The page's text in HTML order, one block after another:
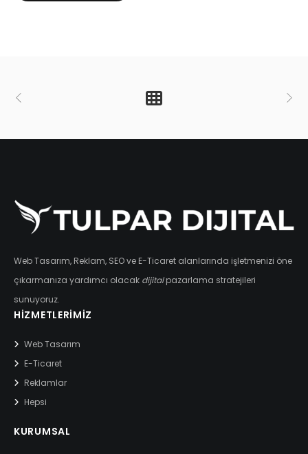
Web Tasarım, Reklam, SEO ve E-Ticaret alanlarında işletmenizi öne
çıkarmanıza yardımcı olacak dijitalpazarlama stratejileri
sunuyoruz.
HIZMETLERIMIZ
Web Tasarım
E-Ticaret
Reklamlar
Hepsi
KURUMSAL